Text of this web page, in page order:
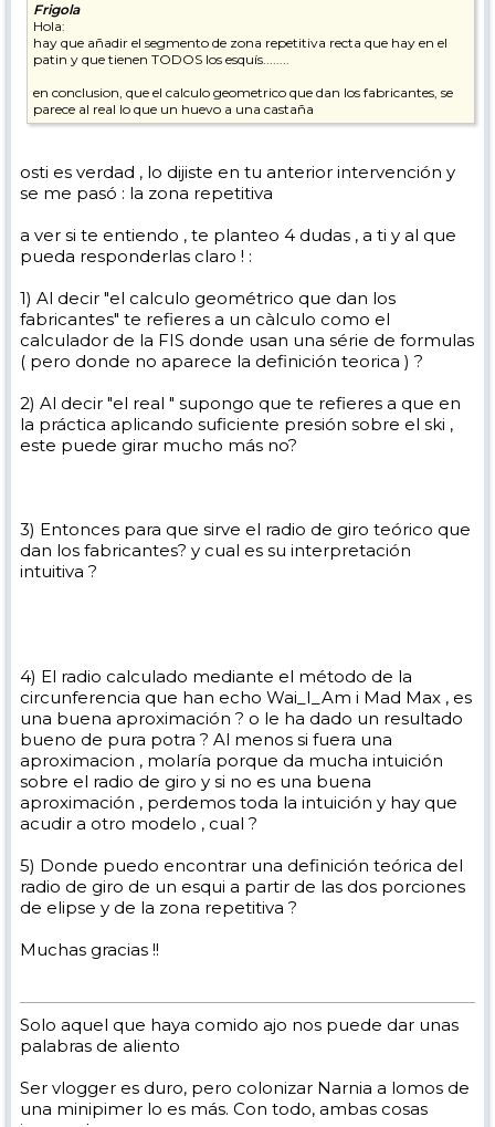
Frigola
Hola:
hay que añadir el segmento de zona repetitiva recta que hay en el
patin y que tienen TODOS los esquís........
en conclusion, que el calculo geometrico que dan los fabricantes, se
parece al real lo que un huevo a una castaña
osti es verdad , lo dijiste en tu anterior intervención y
se me pasó : la zona repetitiva
a ver si te entiendo , te planteo 4 dudas , a ti y al que
pueda responderlas claro ! :
1) Al decir "el calculo geométrico que dan los
fabricantes" te refieres a un càlculo como el
calculador de la FIS donde usan una série de formulas
( pero donde no aparece la definición teorica ) ?
2) Al decir "el real " supongo que te refieres a que en
la práctica aplicando suficiente presión sobre el ski ,
este puede girar mucho más no?
3) Entonces para que sirve el radio de giro teórico que
dan los fabricantes? y cual es su interpretación
intuitiva ?
4) El radio calculado mediante el método de la
circunferencia que han echo Wai_I_Am i Mad Max , es
una buena aproximación ? o le ha dado un resultado
bueno de pura potra ? Al menos si fuera una
aproximacion , molaría porque da mucha intuición
sobre el radio de giro y si no es una buena
aproximación , perdemos toda la intuición y hay que
acudir a otro modelo , cual ?
5) Donde puedo encontrar una definición teórica del
radio de giro de un esqui a partir de las dos porciones
de elipse y de la zona repetitiva ?
Muchas gracias !!
Solo aquel que haya comido ajo nos puede dar unas
palabras de aliento
Ser vlogger es duro, pero colonizar Narnia a lomos de
una minipimer lo es más. Con todo, ambas cosas